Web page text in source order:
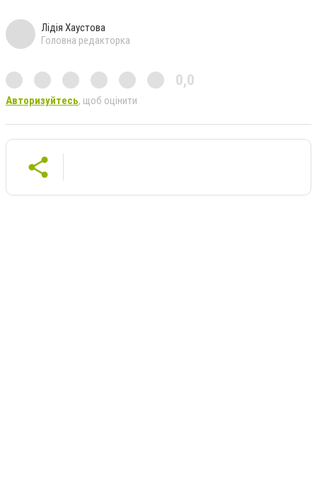
Лідія Хаустова
Головна редакторка
0,0
Авторизуйтесь, щоб оцінити